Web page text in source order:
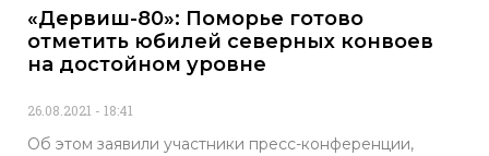
«Дервиш-80»: Поморье готово
отметить юбилей северных конвоев
на достойном уровне
26.08.2021 18:41
Об этом заявили участники пресс-конференции,